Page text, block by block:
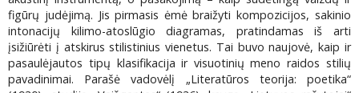
figūrų judėjimą. Jis pirmasis ėmė braižyti kompozicijos, sakinio
intonacijų kilimo-atoslūgio diagramas, pratindamas iš arti
įsižiūrėti į atskirus stilistinius vienetus. Tai buvo naujovė, kaip ir
pasaulėjautos tipų klasifikacija ir visuotinių meno raidos stilių
pavadinimai. Parašė vadovėlį „Literatūros teorija: poetika“